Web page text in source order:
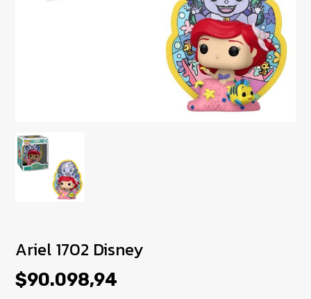
Ariel 1702 Disney
$90.098,94